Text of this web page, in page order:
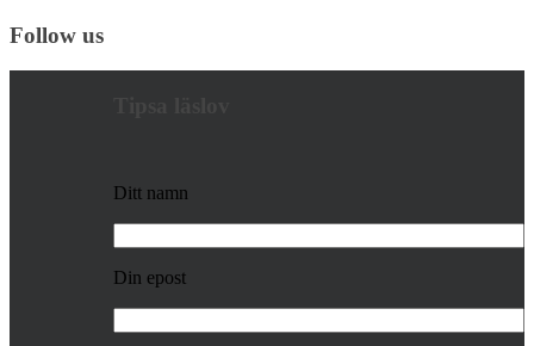
Follow us
Ditt namn
Din epost